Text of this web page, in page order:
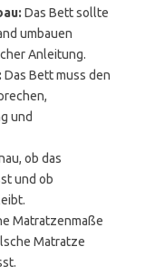
Das Bett sollte
umbauen
Anleitung.
Das Bett muss den
und
ob das
und ob
Matratzenmaße
Matratze